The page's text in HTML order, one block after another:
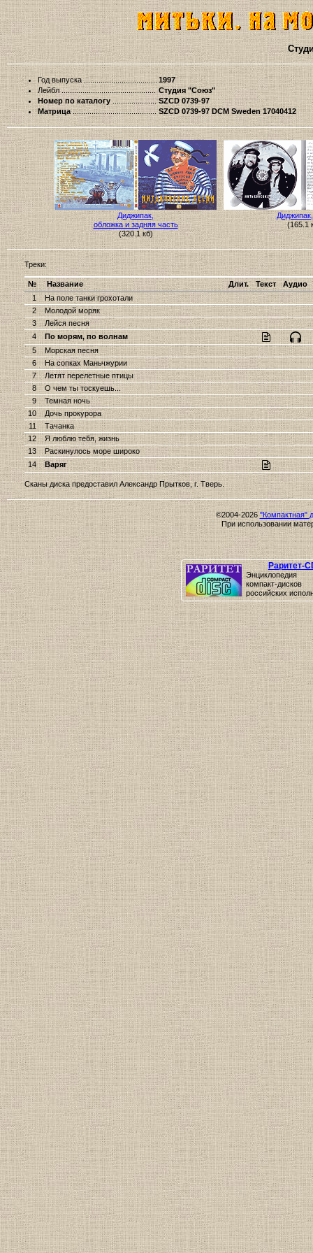
Год выпуска
1997
Лейбл
Студия "Союз"
Номер по каталогу
SZCD 0739-97
Матрица
SZCD 0739-97 DCM Sweden 17040412
Диджипак,
обложка и задняя часть
(320.1 кб)
(165.1
Треки:
№ Название Длит. Текст
Аудио
1
На поле танки грохотали
2
Молодой моряк
3
Лейся песня
4
По морям, по волнам
5
Морская песня
6
На сопках Маньчжурии
7
Летят перелетные птицы
8
О чем ты тоскуешь...
9
Темная ночь
10
Дочь прокурора
11
Тачанка
12
Я люблю тебя, жизнь
13
Раскинулось море широко
14
Варяг
Сканы диска предоставил Александр Прытков, г. Тверь.
©2004-2026"Компактная"
При использовании
Раритет-
Энциклопедия
компакт-дисков
российских